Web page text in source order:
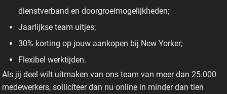
dienstverband en doorgroeimogelijkheden;
Jaarlijkse team uitjes;
30% korting op jouw aankopen bij New Yorker;
Flexibel werktijden.
Als jij deel wilt uitmaken van ons team van meer dan 25.000
medewerkers, solliciteer dan nu online in minder dan tien